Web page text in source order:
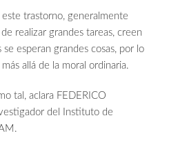
este trastorno, generalmente
realizar grandes tareas, creen
esperan grandes cosas, por lo
allá de la moral ordinaria.
tal, aclara FEDERICO
del Instituto de